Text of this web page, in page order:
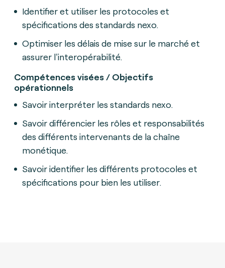
Identifier et utiliser les protocoles et
spécifications des standards nexo.
Optimiser les délais de mise sur le marché et
assurer l'interopérabilité.
Compétences visées / Objectifs
opérationnels
Savoir interpréter les standards nexo.
Savoir différencier les rôles et responsabilités
des différents intervenants de la chaîne
monétique.
Savoir identifier les différents protocoles et
spécifications pour bien les utiliser.